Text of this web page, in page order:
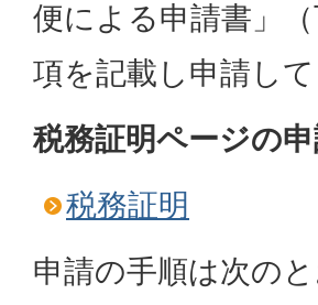
便による申請書」
項を記載し申請して
税務証明ページの
税務証明
申請の手順は次のと